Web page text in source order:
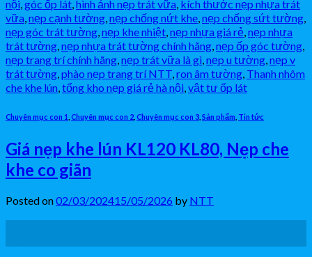
nội,góc ốp lát,hình ảnh nẹp trát vữa, kích thước nẹp nhựa trát
vữa,nẹp cạnh tường,nẹp chống nứt khe,nẹp chống sứt tường,
nẹp góc trát tường,nẹp khe nhiệt,nẹp nhựa giá rẻ,nẹp nhựa
trát tường,nẹp nhựa trát tường chính hãng,nẹp ốp góc tường,
nẹp trang trí chính hãng,nẹp trát vữa là gì,nẹp u tường,nẹp v
trát tường,phào nẹp trang trí NTT,ron âm tường, Thanh nhôm
che khe lún,tổng kho nẹp giá rẻ hà nội,vật tư ốp lát
Chuyên mục con 1 Chuyên mục con 2 Chuyên mục con 3 Sản phẩm Tin tức
Giá nẹp khe lún KL120 KL80, Nẹp che
khe co giãn
Posted on02/03/202415/05/2026 by NTT